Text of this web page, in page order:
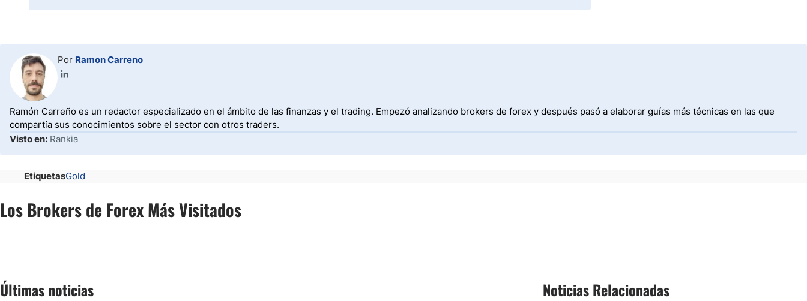
Por Ramon Carreno
Ramón Carreño es un redactor especializado en el ámbito de las finanzas y el trading. Empezó analizando brokers de forex y después pasó a elaborar guías más técnicas en las que
compartía sus conocimientos sobre el sector con otros traders.
Visto en: Rankia
EtiquetasGold
Los Brokers de Forex Más Visitados
Últimas noticias Noticias Relacionadas